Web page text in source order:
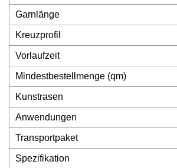
Garnlänge
Kreuzprofil
Vorlaufzeit
Mindestbestellmenge (qm)
Kunstrasen
Anwendungen
Transportpaket
Spezifikation